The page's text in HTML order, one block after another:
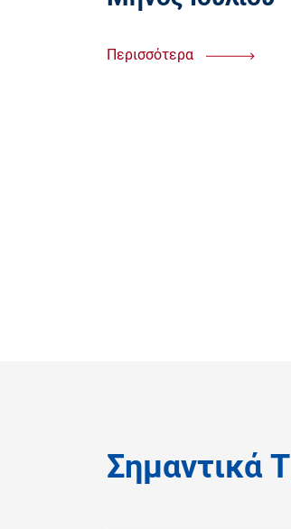
Περισσότερα
Σημαντικά